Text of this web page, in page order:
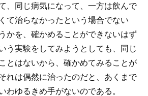
、同じ病気になって、一方は飲んで
て治らなかったという場合でない
かを、確かめることができないはず
う実験をしてみようとしても、同じ
とはないから、確かめてみることが
れは偶然に治ったのだと、あくまで
わゆるきめ手がないのである。